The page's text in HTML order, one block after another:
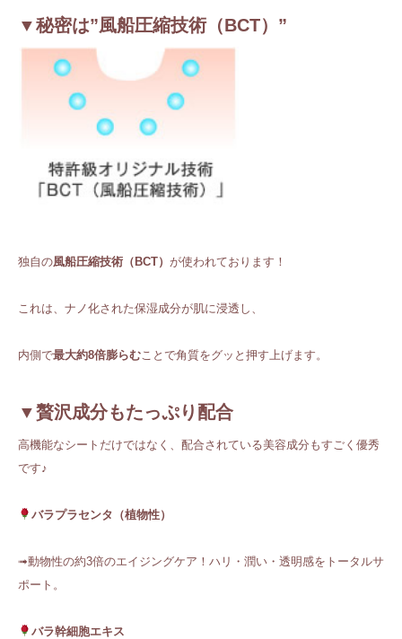
▼秘密は”風船圧縮技術（BCT）”
独自の風船圧縮技術（BCT） が使われております！
これは、ナノ化された保湿成分が肌に浸透し、
内側で最大約8倍膨らむ ことで角質をグッと押す上げます。
▼贅沢成分もたっぷり配合
高機能なシートだけではなく、配合されている美容成分もすごく優秀
です♪
バラプラセンタ（植物性）
➟動物性の約3倍のエイジングケア！ハリ・潤い・透明感をトータルサ
ポート。
バラ幹細胞エキス